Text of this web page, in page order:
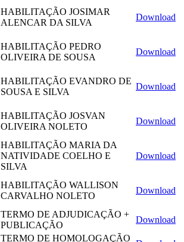
HABILITAÇÃO JOSIMAR
ALENCAR DA SILVA
Download
HABILITAÇÃO PEDRO
OLIVEIRA DE SOUSA
Download
HABILITAÇÃO EVANDRO DE
SOUSA E SILVA
Download
HABILITAÇÃO JOSVAN
OLIVEIRA NOLETO
Download
HABILITAÇÃO MARIA DA
NATIVIDADE COELHO E
SILVA
Download
HABILITAÇÃO WALLISON
CARVALHO NOLETO
Download
TERMO DE ADJUDICAÇÃO +
PUBLICAÇÃO
Download
TERMO DE HOMOLOGAÇÃO